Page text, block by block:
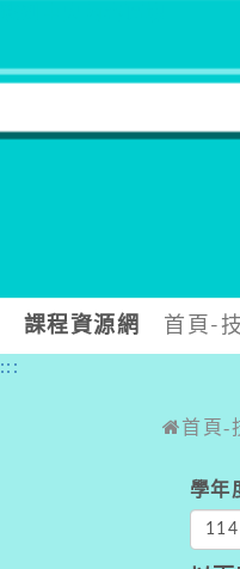
課程資源網 首頁-
:::
首頁-
學年